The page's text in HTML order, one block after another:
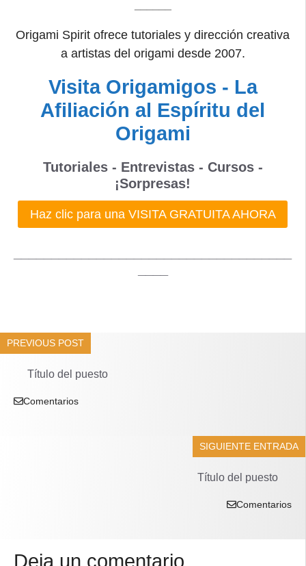
Origami Spirit ofrece tutoriales y dirección creativa
a artistas del origami desde 2007.
Visita Origamigos - La
Afiliación al Espíritu del
Origami
Tutoriales - Entrevistas - Cursos -
¡Sorpresas!
Haz clic para una VISITA GRATUITA AHORA
PREVIOUS POST
Título del puesto
Comentarios
SIGUIENTE ENTRADA
Título del puesto
Comentarios
Deja un comentario